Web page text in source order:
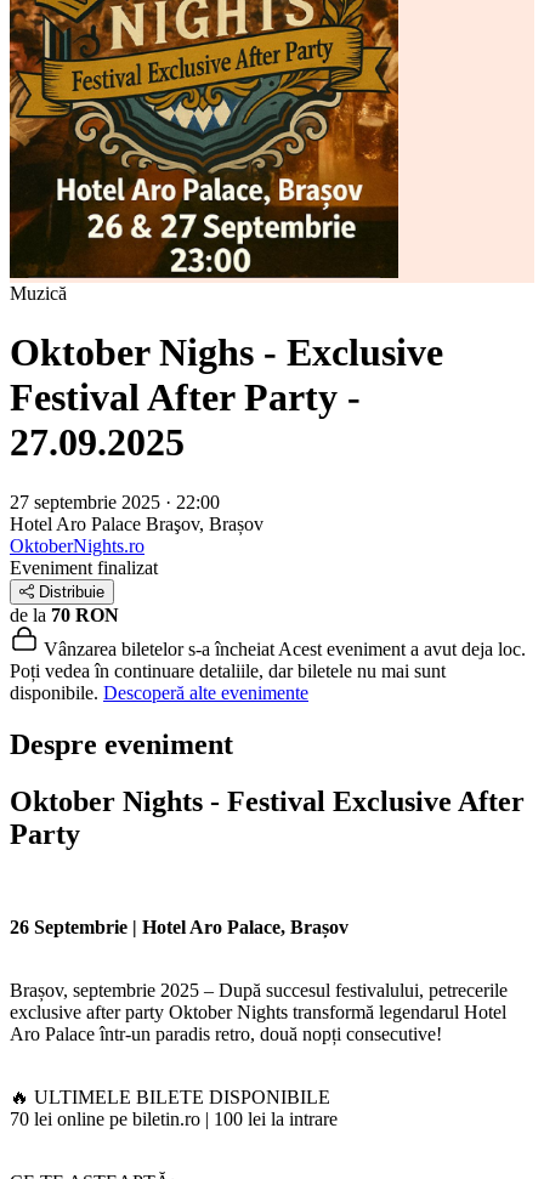
Muzică
Oktober Nighs - Exclusive
Festival After Party -
27.09.2025
27 septembrie 2025 · 22:00
Hotel Aro Palace Braşov, Brașov
OktoberNights.ro
Eveniment finalizat
Distribuie
de la 70 RON
Vânzarea biletelor s-a încheiat Acest eveniment a avut deja loc.
Poți vedea în continuare detaliile, dar biletele nu mai sunt
disponibile. Descoperă alte evenimente
Despre eveniment
Oktober Nights - Festival Exclusive After
Party
26 Septembrie | Hotel Aro Palace, Brașov
Brașov, septembrie 2025 – După succesul festivalului, petrecerile
exclusive after party Oktober Nights transformă legendarul Hotel
Aro Palace într-un paradis retro, două nopți consecutive!
🔥 ULTIMELE BILETE DISPONIBILE
70 lei online pe biletin.ro | 100 lei la intrare